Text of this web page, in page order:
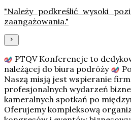
"Należy podkreślić wysoki
zaangażowania."
PTQV Konferencje to
należącej do biura podróży
Naszą misją jest wspieranie
profesjonalnych wydarzeń
kameralnych spotkań po
Oferujemy kompleksową